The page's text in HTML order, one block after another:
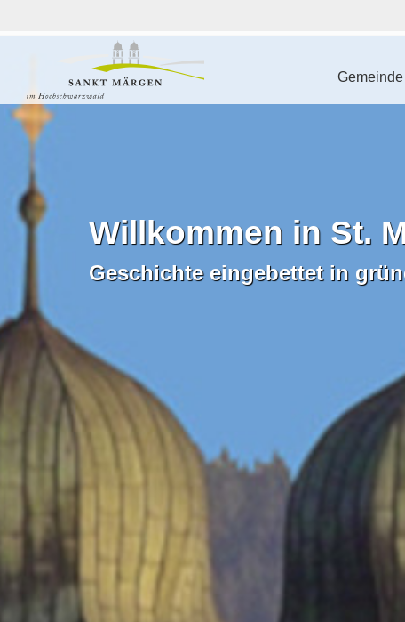
Willkommen in St.
Geschichte eingebettet in